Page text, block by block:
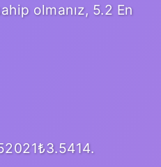
olmanız, 5.2 En